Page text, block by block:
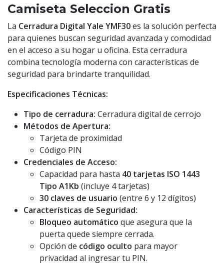
Camiseta Seleccion Gratis
La Cerradura Digital Yale YMF30es la solución perfecta
para quienes buscan seguridad avanzada y comodidad
en el acceso a su hogar u oficina. Esta cerradura
combina tecnología moderna con características de
seguridad para brindarte tranquilidad.
Especificaciones Técnicas:
Tipo de cerradura: Cerradura digital de cerrojo
Métodos de Apertura:
Tarjeta de proximidad
Código PIN
Credenciales de Acceso:
Capacidad para hasta 40 tarjetas ISO 1443
Tipo A1Kb (incluye 4 tarjetas)
30 claves de usuario (entre 6 y 12 dígitos)
Características de Seguridad:
Bloqueo automático que asegura que la
puerta quede siempre cerrada.
Opción de código oculto para mayor
privacidad al ingresar tu PIN.